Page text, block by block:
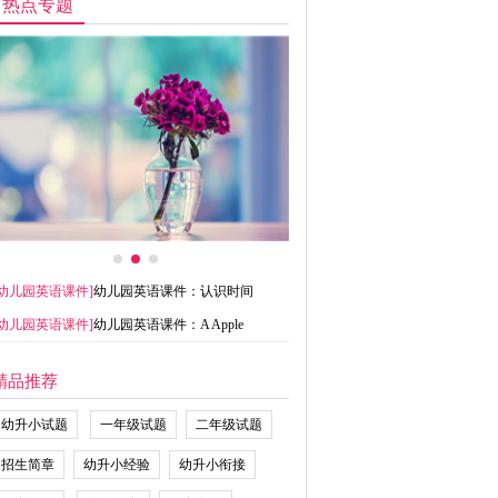
热点专题
儿园英语课件]幼儿园英语课件：认识时间
儿园英语课件]幼儿园英语课件：A Apple
品推荐
幼升小试题 一年级试题 二年级试题
招生简章 幼升小经验 幼升小衔接